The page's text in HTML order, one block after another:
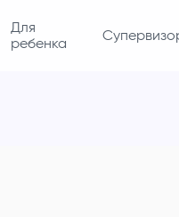
Для
ребенка